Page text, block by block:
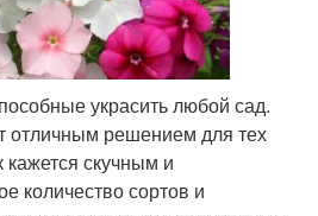
украсить любой сад.
отличным решением для тех
кажется скучным и
количество сортов и